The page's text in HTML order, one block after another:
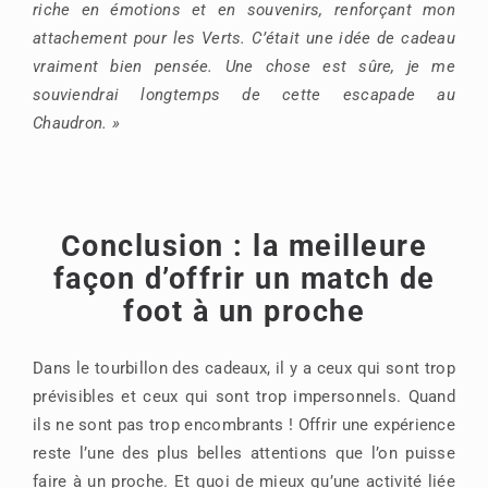
riche en émotions et en souvenirs, renforçant mon
attachement pour les Verts. C’était une idée de cadeau
vraiment bien pensée. Une chose est sûre, je me
souviendrai longtemps de cette escapade au
Chaudron. »
Conclusion : la meilleure
façon d’offrir un match de
foot à un proche
Dans le tourbillon des cadeaux, il y a ceux qui sont trop
prévisibles et ceux qui sont trop impersonnels. Quand
ils ne sont pas trop encombrants ! Offrir une expérience
reste l’une des plus belles attentions que l’on puisse
faire à un proche. Et quoi de mieux qu’une activité liée